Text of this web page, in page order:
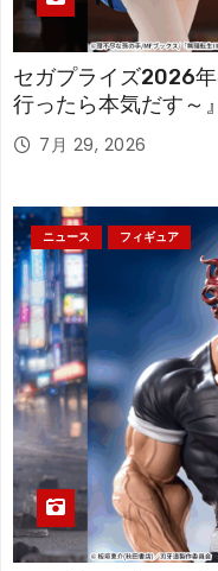
セガプライズ2026
行ったら本気だす～
アが登場！
7月 29, 2026
ニュース フィギュア